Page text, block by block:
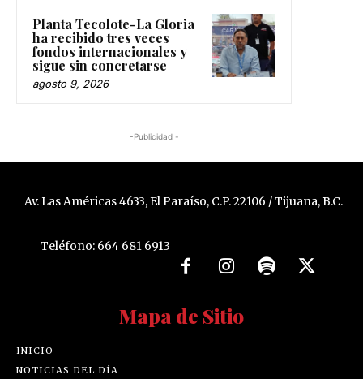
Planta Tecolote-La Gloria
ha recibido tres veces
fondos internacionales y
sigue sin concretarse
agosto 9, 2026
-Publicidad -
Av. Las Américas 4633, El Paraíso, C.P. 22106 / Tijuana, B.C.
Teléfono: 664 681 6913
Mapa de Sitio
INICIO
NOTICIAS DEL DÍA